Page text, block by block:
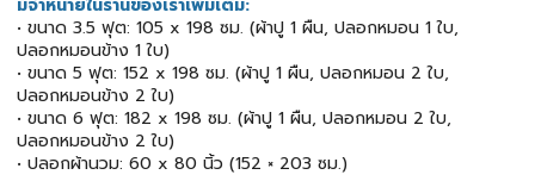
มีจำหน่ายในร้านของเราเพิ่มเติม:
• ขนาด 3.5 ฟุต: 105 x 198 ซม. (ผ้าปู 1 ผืน, ปลอกหมอน 1 ใบ,
ปลอกหมอนข้าง 1 ใบ)
• ขนาด 5 ฟุต: 152 x 198 ซม. (ผ้าปู 1 ผืน, ปลอกหมอน 2 ใบ,
ปลอกหมอนข้าง 2 ใบ)
• ขนาด 6 ฟุต: 182 x 198 ซม. (ผ้าปู 1 ผืน, ปลอกหมอน 2 ใบ,
ปลอกหมอนข้าง 2 ใบ)
• ปลอกผ้านวม: 60 x 80 นิ้ว (152 × 203 ซม.)